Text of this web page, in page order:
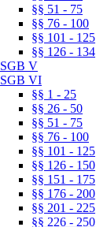
§§ 51 - 75
§§ 76 - 100
§§ 101 - 125
§§ 126 - 134
SGB V
SGB VI
§§ 1 - 25
§§ 26 - 50
§§ 51 - 75
§§ 76 - 100
§§ 101 - 125
§§ 126 - 150
§§ 151 - 175
§§ 176 - 200
§§ 201 - 225
§§ 226 - 250